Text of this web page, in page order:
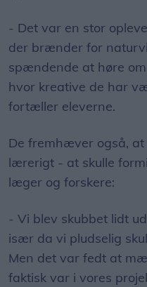
- Det var en stor
der brænder for
spændende at høre
hvor kreative de har
fortæller eleverne.
De fremhæver også,
lærerigt - at skulle
læger og forskere:
- Vi blev skubbet lidt
især da vi pludselig
Men det var fedt at
faktisk var i vores